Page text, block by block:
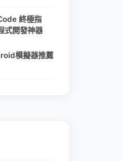
終極指
式開發神器
模擬器推薦